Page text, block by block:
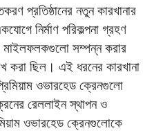
প্রতিষ্ঠানের নতুন কারখানার
নির্মাণ পরিকল্পনা গ্রহণ
মাইলফলকগুলো সম্পন্ন করার
করা ছিল। এই ধরনের কারখানা
ওভারহেড ক্রেনগুলো
রেললাইন স্থাপন ও
ওভারহেড ক্রেনগুলোকে